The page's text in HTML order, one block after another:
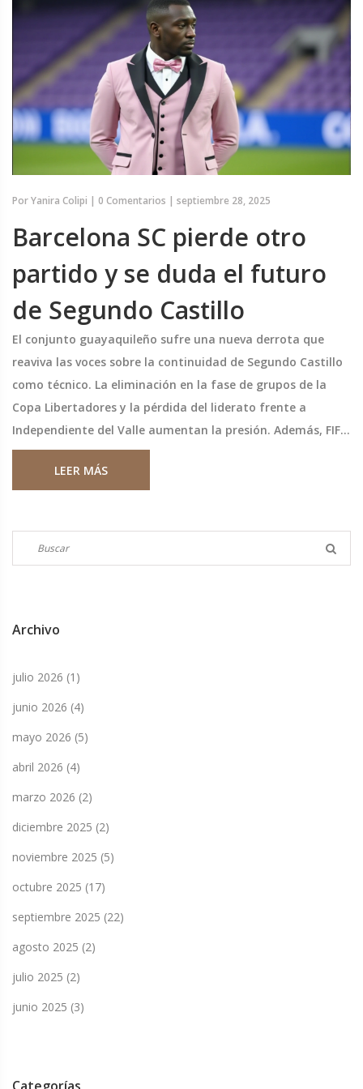
PorYanira Colipi | 0 Comentarios | septiembre 28, 2025
Barcelona SC pierde otro
partido y se duda el futuro
de Segundo Castillo
El conjunto guayaquileño sufre una nueva derrota que
reaviva las voces sobre la continuidad de Segundo Castillo
como técnico. La eliminación en la fase de grupos de la
Copa Libertadores y la pérdida del liderato frente a
Independiente del Valle aumentan la presión. Además, FIFA
ha impuesto sanciones por deudas que impiden registrar
jugadores nuevos. La directiva habla de apoyo, pero ya
LEER MÁS
Archivo
julio 2026 (1)
junio 2026 (4)
mayo 2026 (5)
abril 2026 (4)
marzo 2026 (2)
diciembre 2025 (2)
noviembre 2025 (5)
octubre 2025 (17)
septiembre 2025 (22)
agosto 2025 (2)
julio 2025 (2)
junio 2025 (3)